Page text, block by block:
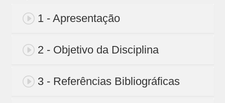
1 - Apresentação
2 - Objetivo da Disciplina
3 - Referências Bibliográficas